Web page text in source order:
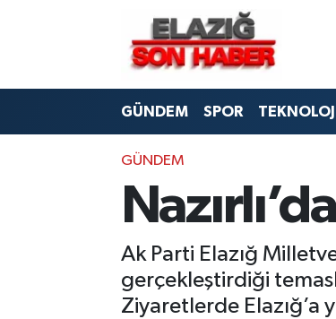
GÜNDEM SPOR TEKNOLOJİ
GÜNDEM
Ak Parti Elazığ
gerçekleştirdiği
Ziyaretlerde Elazığ’a
CANLI YAYIN
BİLİM VE TEKNOLOJİ
EKONOMİ
Merkez Hava Durumu
Merkez Trafik Yoğunluk Haritası
Süper Lig Puan Durumu ve Fikstür
Tüm Manşetler
Son Dakika Haberleri
Haber Arşivi